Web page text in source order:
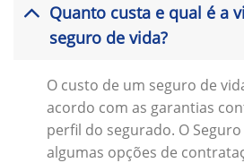
Quanto custa e qual é a
seguro de vida?
O custo de um seguro de
acordo com as garantias
perfil do segurado. O
algumas opções de